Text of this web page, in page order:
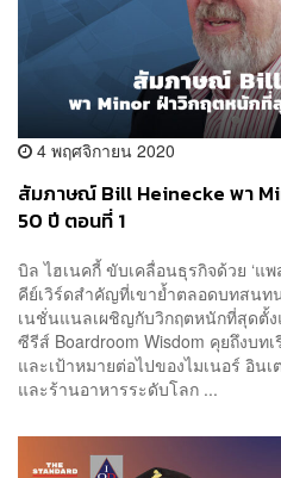
4 พฤศจิกายน 2020
สัมภาษณ์ Bill Heinecke พา
50 ปี ตอนที่ 1
บิล ไฮเนคกี้ ขับเคลื่อนธุรกิจด้วย ‘แพ
คีย์เวิร์ดสำคัญที่เขาย้ำตลอดบทสนท
เนชั่นแนลเผชิญกับวิกฤตหนักที่สุดตั้ง
ซีรีส์ Boardroom Wisdom คุยถึงบท
และเป้าหมายต่อไปของไมเนอร์ อิน
และร้านอาหารระดับโลก ...